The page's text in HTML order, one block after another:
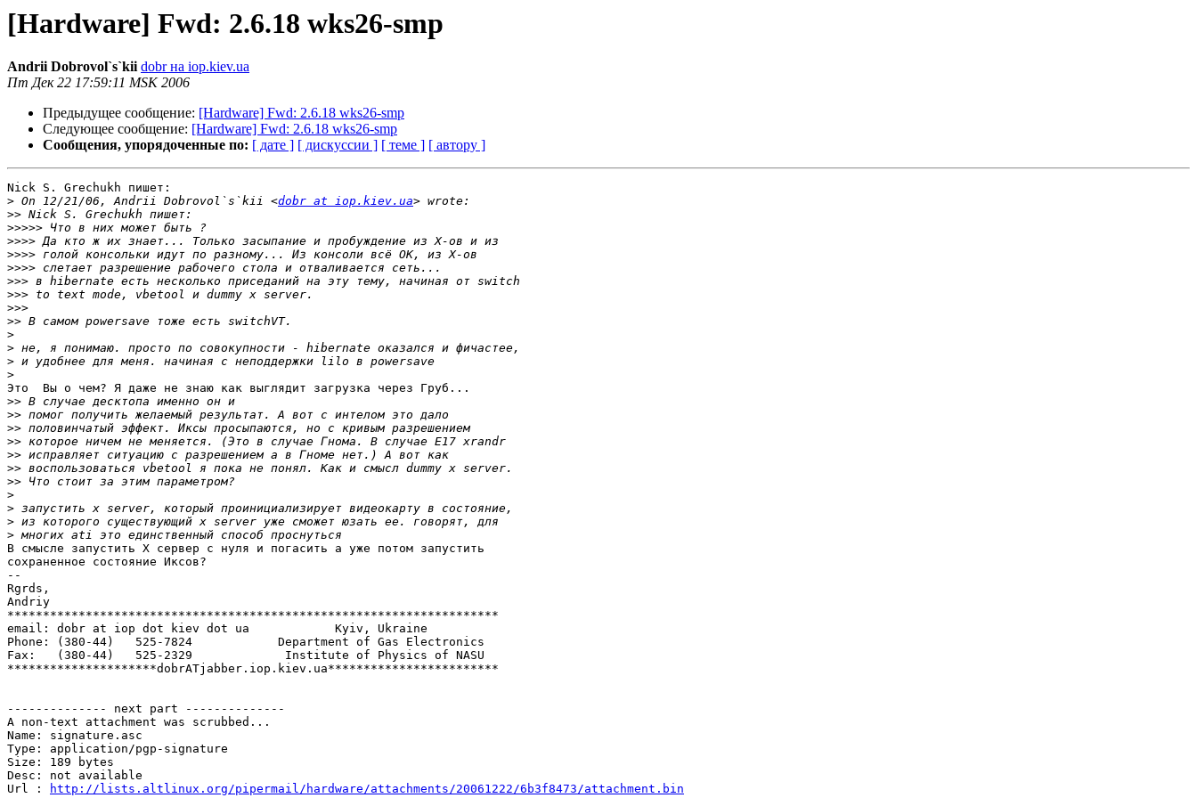
[Hardware] Fwd: 2.6.18 wks26-smp
Andrii Dobrovol`s`kii dobr на iop.kiev.ua
Пт Дек 22 17:59:11 MSK 2006
Предыдущее сообщение: [Hardware] Fwd: 2.6.18 wks26-smp
Следующее сообщение: [Hardware] Fwd: 2.6.18 wks26-smp
Сообщения, упорядоченные по: [ дате ] [ дискуссии ] [ теме ] [ автору ]
Nick S. Grechukh пишет:
> On 12/21/06, Andrii Dobrovol`s`kii <dobr at iop.kiev.ua
>>
>>>>>
>>>>
>>>>
>>>>
>>>
>>>
>>>
>>
>
>
>
>
Это  Вы о чем? Я даже не знаю как выглядит загрузка через Груб...
>>
>>
>>
>>
>>
>>
>>
>
>
>
>
В смысле запустить Х сервер с нуля и погасить а уже потом запустить
сохраненное состояние Иксов?
--
Rgrds,
Andriy
*********************************************************************
email: dobr at iop dot kiev dot ua            Kyiv, Ukraine
Phone: (380-44)   525-7824            Department of Gas Electronics
Fax:   (380-44)   525-2329             Institute of Physics of NASU
*********************dobrATjabber.iop.kiev.ua************************
-------------- next part --------------
A non-text attachment was scrubbed...
Name: signature.asc
Type: application/pgp-signature
Size: 189 bytes
Desc: not available
Url :
http://lists.altlinux.org/pipermail/hardware/attachments/20061222/6b3f8473/attachment.bin